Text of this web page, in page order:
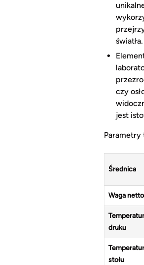
światła.
czy
jest
Średnica
Waga netto
druku
stołu